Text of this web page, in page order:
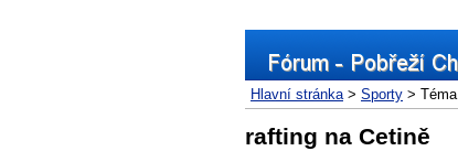
Hlavní stránka> Sporty > Téma
rafting na Cetině